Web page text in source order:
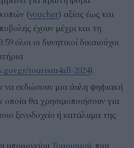
(voucher) αξίας έως και
έχουν μέχρι και τη
όλοι οι δυνητικοί δικαιούχοι
tourism4all-2024).
να εκδώσουν μια άυλη ψηφιακή
θα χρησιμοποιήσουν για
ξενοδοχείο ή κατάλυμα της
υπουργείου Τουρισμού, που